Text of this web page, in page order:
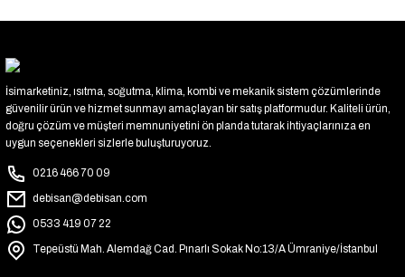
İsimarketiniz, ısıtma, soğutma, klima, kombi ve mekanik sistem çözümlerinde
güvenilir ürün ve hizmet sunmayı amaçlayan bir satış platformudur. Kaliteli ürün,
doğru çözüm ve müşteri memnuniyetini ön planda tutarak ihtiyaçlarınıza en
uygun seçenekleri sizlerle buluşturuyoruz.
0216 466 70 09
debisan@debisan.com
0533 419 07 22
Tepeüstü Mah. Alemdağ Cad. Pınarlı Sokak No:13/A Ümraniye/İstanbul